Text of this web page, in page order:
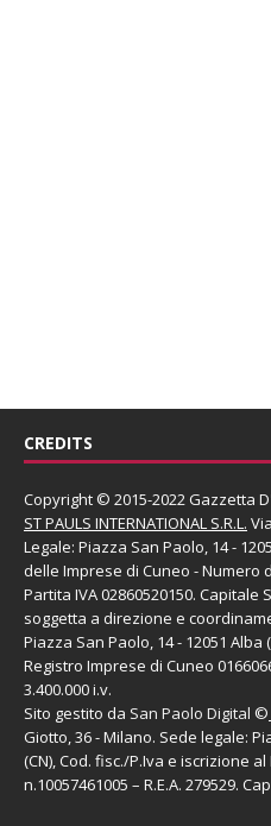
CREDITS
Copyright © 2015-2022 Gazzetta
ST PAULS INTERNATIONAL S.R.L.
Legale: Piazza San Paolo, 14 -
delle Imprese di Cuneo - Numero
Partita IVA 02860520150. Capitale
soggetta a direzione e
Piazza San Paolo, 14 - 12051 Alba
Registro Imprese di Cuneo
3.400.000 i.v.
Sito gestito da San Paolo Digital ©
Giotto, 36 - Milano. Sede legale:
(CN), Cod. fisc./P.Iva e iscrizione
n.10057461005 – R.E.A. 279529.